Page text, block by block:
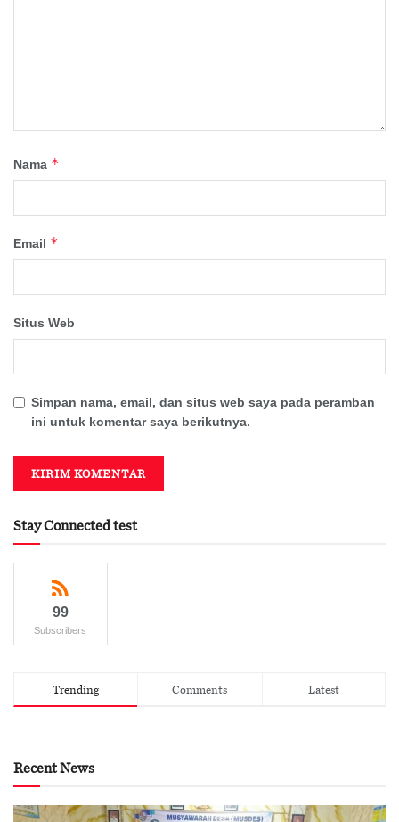
Nama *
Email *
Situs Web
Simpan nama, email, dan situs web saya pada peramban
ini untuk komentar saya berikutnya.
Stay Connected test
99
Subscribers
Trending Comments Latest
Recent News